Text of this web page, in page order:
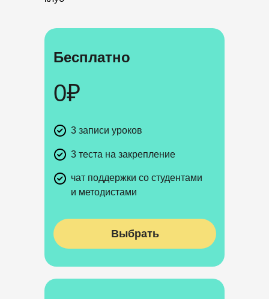
Бесплатно
0₽
3 записи уроков
3 теста на закрепление
чат поддержки со студентами
и методистами
Выбрать